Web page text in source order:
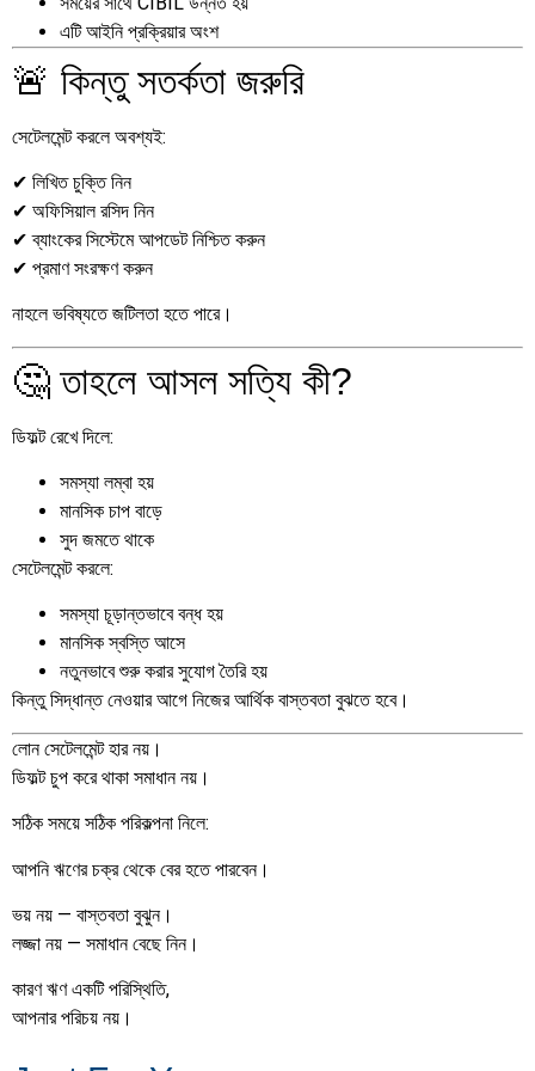
এটি আইনি প্রক্রিয়ার অংশ
🚨 কিন্তু সতর্কতা জরুরি
সেটেলমেন্ট করলে অবশ্যই:
✔ লিখিত চুক্তি নিন
✔ অফিসিয়াল রসিদ নিন
✔ ব্যাংকের সিস্টেমে আপডেট নিশ্চিত করুন
✔ প্রমাণ সংরক্ষণ করুন
নাহলে ভবিষ্যতে জটিলতা হতে পারে।
🤔 তাহলে আসল সত্যি কী?
ডিফল্ট রেখে দিলে:
সমস্যা লম্বা হয়
মানসিক চাপ বাড়ে
সুদ জমতে থাকে
সেটেলমেন্ট করলে:
সমস্যা চূড়ান্তভাবে বন্ধ হয়
মানসিক স্বস্তি আসে
নতুনভাবে শুরু করার সুযোগ তৈরি হয়
কিন্তু সিদ্ধান্ত নেওয়ার আগে নিজের আর্থিক বাস্তবতা বুঝতে হবে।
লোন সেটেলমেন্ট হার নয়।
ডিফল্ট চুপ করে থাকা সমাধান নয়।
সঠিক সময়ে সঠিক পরিকল্পনা নিলে:
আপনি ঋণের চক্র থেকে বের হতে পারবেন।
ভয় নয় — বাস্তবতা বুঝুন।
লজ্জা নয় — সমাধান বেছে নিন।
কারণ ঋণ একটি পরিস্থিতি,
আপনার পরিচয় নয়।